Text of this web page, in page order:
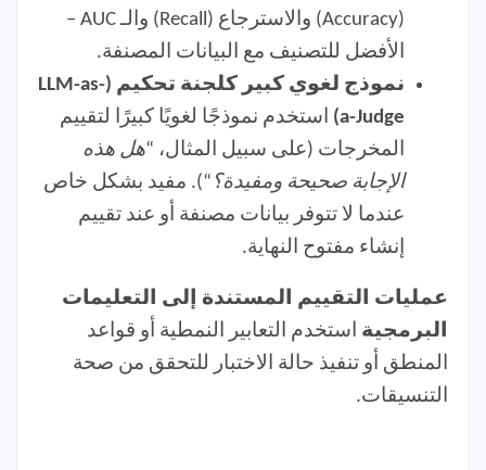
(Accuracy) والاسترجاع (Recall) والـ AUC –
الأفضل للتصنيف مع البيانات المصنفة.
نموذج لغوي كبير كلجنة تحكيم (LLM-as-
a-Judge) استخدم نموذجًا لغويًا كبيرًا لتقييم
المخرجات (على سبيل المثال، “هل هذه
الإجابة صحيحة ومفيدة؟ “). مفيد بشكل خاص
عندما لا تتوفر بيانات مصنفة أو عند تقييم
إنشاء مفتوح النهاية.
عمليات التقييم المستندة إلى التعليمات
البرمجية استخدم التعابير النمطية أو قواعد
المنطق أو تنفيذ حالة الاختبار للتحقق من صحة
التنسيقات.